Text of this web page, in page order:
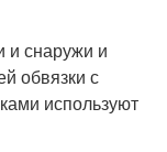
и снаружи и
обвязки с
используют